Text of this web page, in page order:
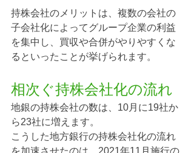
持株会社のメリットは、複数の会社の
子会社化によってグループ企業の利益
を集中し、買収や合併がやりやすくな
るといったことが挙げられます。
相次ぐ持株会社化の流れ
地銀の持株会社の数は、10月に19社か
ら23社に増えます。
こうした地方銀行の持株会社化の流れ